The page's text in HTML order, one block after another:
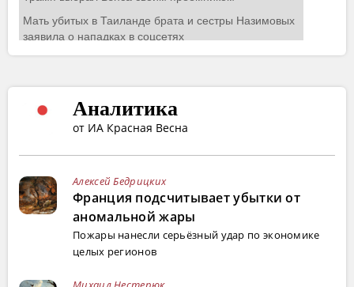
Аналитика
от ИА Красная Весна
Алексей Бедрицких
Франция подсчитывает убытки от
аномальной жары
Пожары нанесли серьёзный удар по экономике
целых регионов